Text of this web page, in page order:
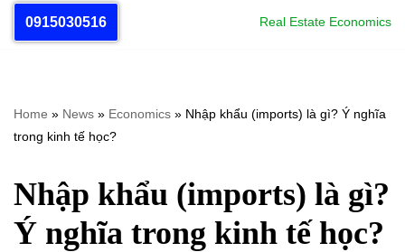
0915030516 Real Estate Economics
Home » News » Economics » Nhập khẩu (imports) là gì? Ý nghĩa
trong kinh tế học?
Nhập khẩu (imports) là gì?
Ý nghĩa trong kinh tế học?